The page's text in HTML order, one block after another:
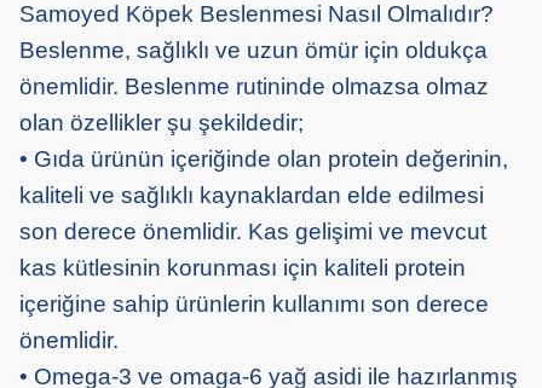
Samoyed Köpek Beslenmesi Nasıl Olmalıdır?
Beslenme, sağlıklı ve uzun ömür için oldukça
önemlidir. Beslenme rutininde olmazsa olmaz
olan özellikler şu şekildedir;
• Gıda ürünün içeriğinde olan protein değerinin,
kaliteli ve sağlıklı kaynaklardan elde edilmesi
son derece önemlidir. Kas gelişimi ve mevcut
kas kütlesinin korunması için kaliteli protein
içeriğine sahip ürünlerin kullanımı son derece
önemlidir.
• Omega-3 ve omaga-6 yağ asidi ile hazırlanmış